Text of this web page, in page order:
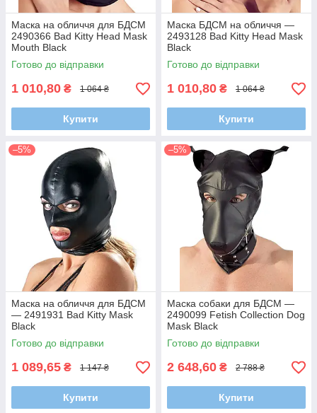
Маска на обличчя для БДСМ
2490366 Bad Kitty Head Mask
Mouth Black
Готово до відправки
1 010,80 ₴ 1 064 ₴
Купити
Маска БДСМ на обличчя —
2493128 Bad Kitty Head Mask
Black
Готово до відправки
1 010,80 ₴ 1 064 ₴
Купити
–5%
Маска на обличчя для БДСМ
— 2491931 Bad Kitty Mask
Black
Готово до відправки
1 089,65 ₴ 1 147 ₴
Купити
–5%
Маска собаки для БДСМ —
2490099 Fetish Collection Dog
Mask Black
Готово до відправки
2 648,60 ₴ 2 788 ₴
Купити